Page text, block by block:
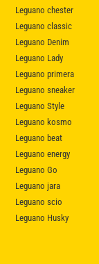
Leguano chester
Leguano classic
Leguano Denim
Leguano Lady
Leguano primera
Leguano sneaker
Leguano Style
Leguano kosmo
Leguano beat
Leguano energy
Leguano Go
Leguano jara
Leguano scio
Leguano Husky